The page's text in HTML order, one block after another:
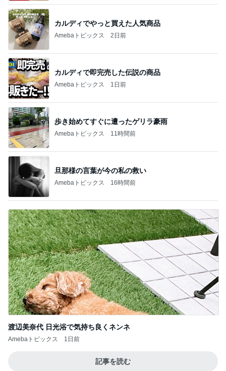
カルディでやっと買えた人気商品
Amebaトピックス 2日前
カルディで即完売した伝説の商品
Amebaトピックス 1日前
歩き始めてすぐに遭ったゲリラ豪雨
Amebaトピックス 11時間前
旦那様の言葉が今の私の救い
Amebaトピックス 16時間前
渡辺美奈代 日光浴で気持ち良くネンネ
Amebaトピックス 1日前
記事を読む